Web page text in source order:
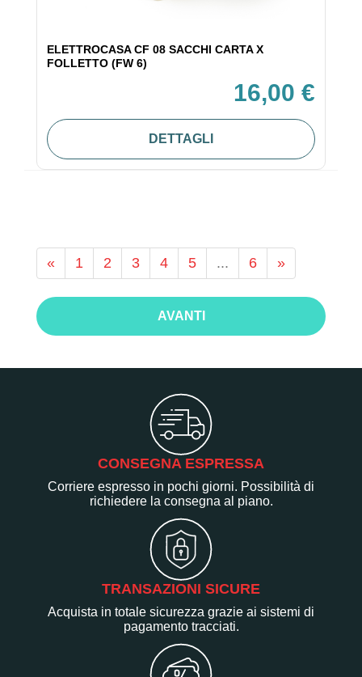
ELETTROCASA CF 08 SACCHI CARTA X
FOLLETTO (FW 6)
16,00 €
DETTAGLI
« 1 2 3 4 5 ... 6 »
AVANTI
CONSEGNA ESPRESSA
Corriere espresso in pochi giorni. Possibilità di
richiedere la consegna al piano.
TRANSAZIONI SICURE
Acquista in totale sicurezza grazie ai sistemi di
pagamento tracciati.